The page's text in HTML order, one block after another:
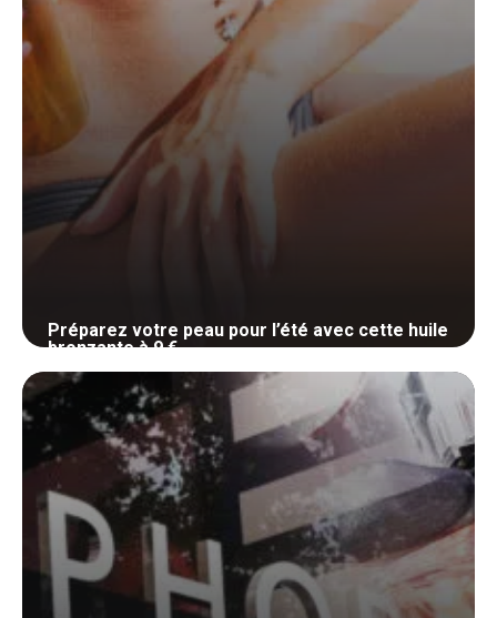
Préparez votre peau pour l’été avec cette huile
bronzante à 9 €
23 mai 2024